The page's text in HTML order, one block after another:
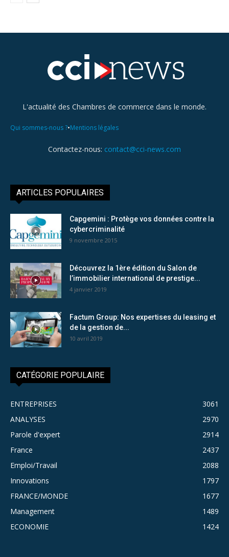
L'actualité des Chambres de commerce dans le monde.
Qui sommes-nous ?•Mentions légales
Contactez-nous: contact@cci-news.com
ARTICLES POPULAIRES
Capgemini : Protège vos données contre la
cybercriminalité
9 novembre 2015
Découvrez la 1ère édition du Salon de
l’immobilier international de prestige...
4 janvier 2019
Factum Group: Nos expertises du leasing et
de la gestion de...
10 avril 2019
CATÉGORIE POPULAIRE
ENTREPRISES
3061
ANALYSES
2970
Parole d'expert
2914
France
2437
Emploi/Travail
2088
Innovations
1797
FRANCE/MONDE
1677
Management
1489
ECONOMIE
1424